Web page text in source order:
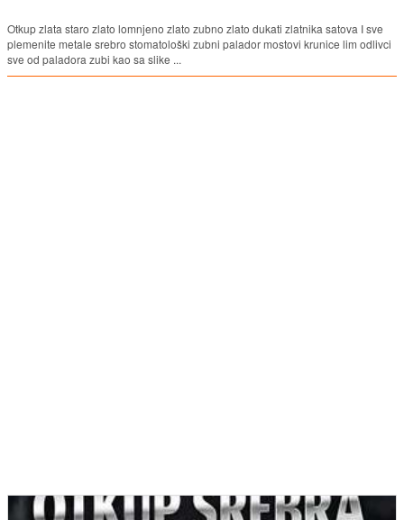
Otkup zlata staro zlato lomnjeno zlato zubno zlato dukati zlatnika satova I sve
plemenite metale srebro stomatološki zubni palador mostovi krunice lim odlivci
sve od paladora zubi kao sa slike ...